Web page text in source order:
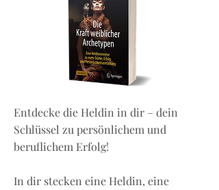
Entdecke die Heldin in dir – dein
Schlüssel zu persönlichem und
beruflichem Erfolg!
In dir stecken eine Heldin, eine